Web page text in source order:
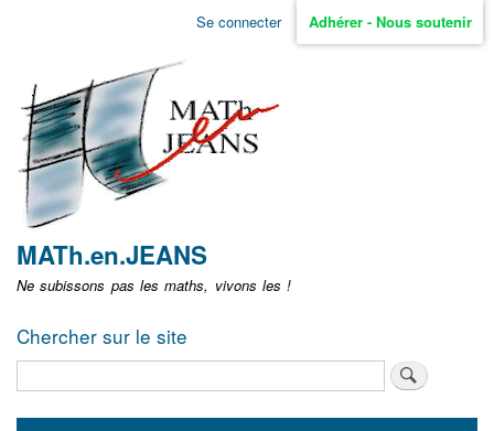
Aller
non
identifié
Se connecter Adhérer - Nous soutenir
MATh.en.JEANS
Ne subissons pas les maths, vivons les !
Chercher sur le site